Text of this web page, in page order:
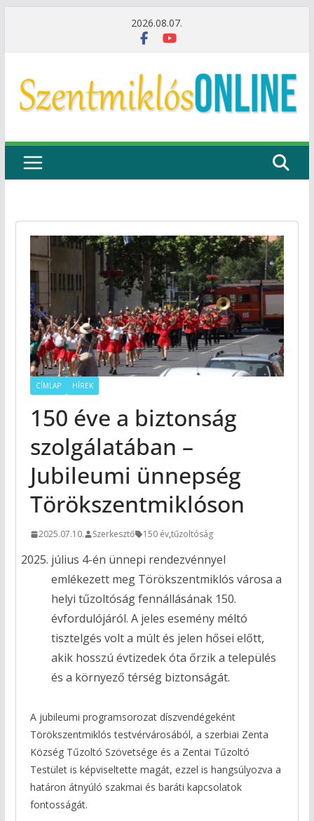
2026.08.07.
CÍMLAP HÍREK
150 éve a biztonság
szolgálatában –
Jubileumi ünnepség
Törökszentmiklóson
2025.07.10. Szerkesztő 150 év,tűzoltóság
július 4-én ünnepi rendezvénnyel
emlékezett meg Törökszentmiklós városa a
helyi tűzoltóság fennállásának 150.
évfordulójáról. A jeles esemény méltó
tisztelgés volt a múlt és jelen hősei előtt,
akik hosszú évtizedek óta őrzik a település
és a környező térség biztonságát.
A jubileumi programsorozat díszvendégeként
Törökszentmiklós testvérvárosából, a szerbiai Zenta
Község Tűzoltó Szövetsége és a Zentai Tűzoltó
Testület is képviseltette magát, ezzel is hangsúlyozva a
határon átnyúló szakmai és baráti kapcsolatok
fontosságát.